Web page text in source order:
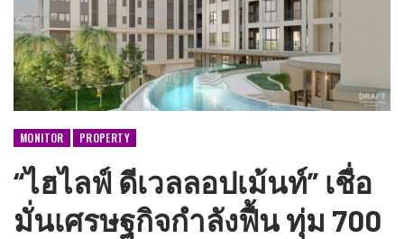
MONITOR PROPERTY
“ไฮไลฟ์ ดีเวลลอปเม้นท์” เชื่อ
มั่นเศรษฐกิจกำลังฟื้น ทุ่ม 700